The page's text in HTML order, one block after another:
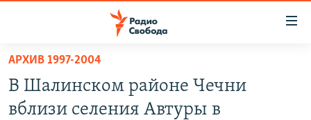
упрощенного
доступа
Вернуться
ПОДКАСТЫ
АРХИВ 1997-2004
В Шалинском районе Чечни
вблизи селения Автуры в